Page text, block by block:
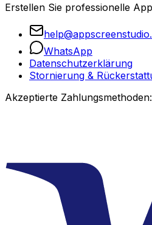
Erstellen Sie professionelle
WhatsApp
Datenschutzerklärung
Stornierung &
Akzeptierte Zahlungsmethoden: